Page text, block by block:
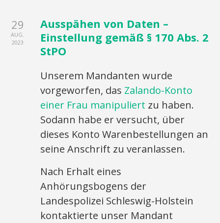
29
AUG.
2023
Ausspähen von Daten –
Einstellung gemäß § 170 Abs. 2
StPO
Unserem Mandanten wurde
vorgeworfen, das Zalando-Konto
einer Frau manipuliert zu haben.
Sodann habe er versucht, über
dieses Konto Warenbestellungen an
seine Anschrift zu veranlassen.
Nach Erhalt eines
Anhörungsbogens der
Landespolizei Schleswig-Holstein
kontaktierte unser Mandant